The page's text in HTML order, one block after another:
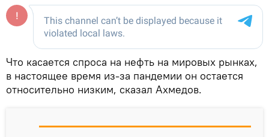
Что касается спроса на нефть на мировых рынках,
в настоящее время из-за пандемии он остается
относительно низким, сказал Ахмедов.